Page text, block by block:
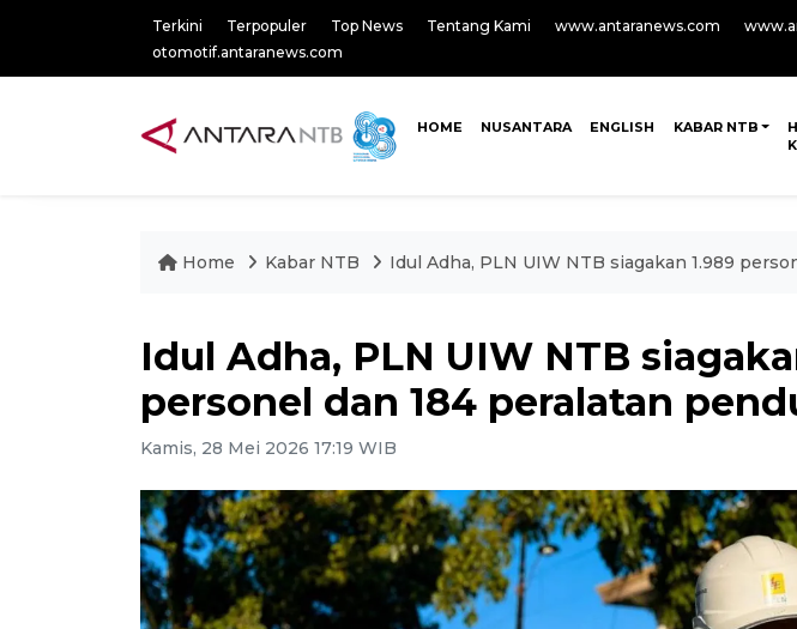
Terkini Terpopuler Top News Tentang Kami www.antaranews.com
otomotif.antaranews.com
HOME NUSANTARA ENGLISH KABAR NTB
Home Kabar NTB Idul Adha, PLN UIW NTB siagakan 1.989
Idul Adha, PLN UIW NTB
personel dan 184 peralatan
Kamis, 28 Mei 2026 17:19 WIB